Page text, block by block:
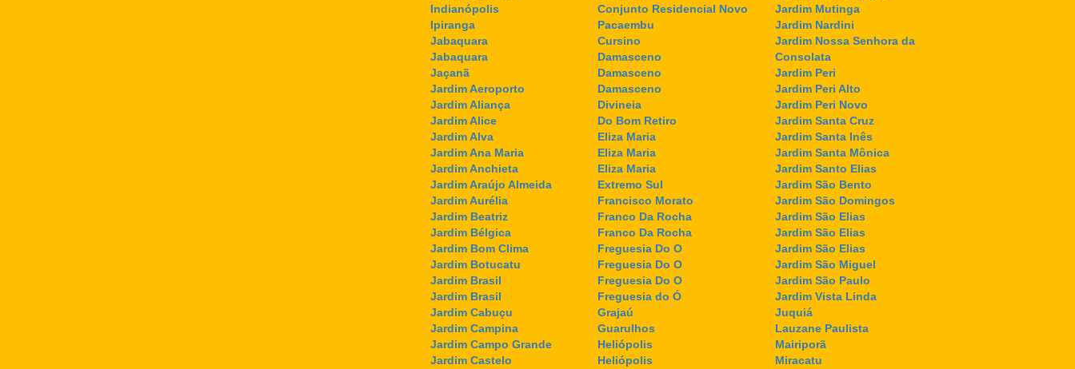
Indianópolis
Ipiranga
Jabaquara
Jabaquara
Jaçanã
Jardim Aeroporto
Jardim Aliança
Jardim Alice
Jardim Alva
Jardim Ana Maria
Jardim Anchieta
Jardim Araújo Almeida
Jardim Aurélia
Jardim Beatriz
Jardim Bélgica
Jardim Bom Clima
Jardim Botucatu
Jardim Brasil
Jardim Brasil
Jardim Cabuçu
Jardim Campina
Jardim Campo Grande
Jardim Castelo
Conjunto Residencial Novo
Pacaembu
Cursino
Damasceno
Damasceno
Damasceno
Divineia
Do Bom Retiro
Eliza Maria
Eliza Maria
Eliza Maria
Extremo Sul
Francisco Morato
Franco Da Rocha
Franco Da Rocha
Freguesia Do O
Freguesia Do O
Freguesia Do O
Freguesia do Ó
Grajaú
Guarulhos
Heliópolis
Heliópolis
Jardim Mutinga
Jardim Nardini
Jardim Nossa Senhora da
Consolata
Jardim Peri
Jardim Peri Alto
Jardim Peri Novo
Jardim Santa Cruz
Jardim Santa Inês
Jardim Santa Mônica
Jardim Santo Elias
Jardim São Bento
Jardim São Domingos
Jardim São Elias
Jardim São Elias
Jardim São Elias
Jardim São Miguel
Jardim São Paulo
Jardim Vista Linda
Juquiá
Lauzane Paulista
Mairiporã
Miracatu